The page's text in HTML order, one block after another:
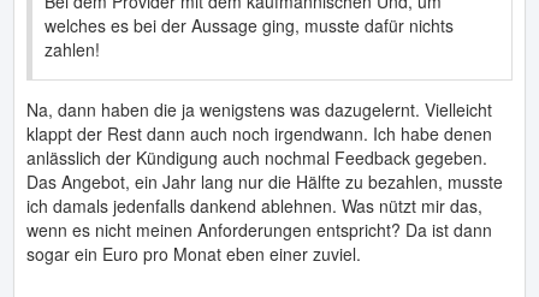
welches es bei der Aussage ging, musste dafür nichts
zahlen!
Na, dann haben die ja wenigstens was dazugelernt. Vielleicht
klappt der Rest dann auch noch irgendwann. Ich habe denen
anlässlich der Kündigung auch nochmal Feedback gegeben.
Das Angebot, ein Jahr lang nur die Hälfte zu bezahlen, musste
ich damals jedenfalls dankend ablehnen. Was nützt mir das,
wenn es nicht meinen Anforderungen entspricht? Da ist dann
sogar ein Euro pro Monat eben einer zuviel.